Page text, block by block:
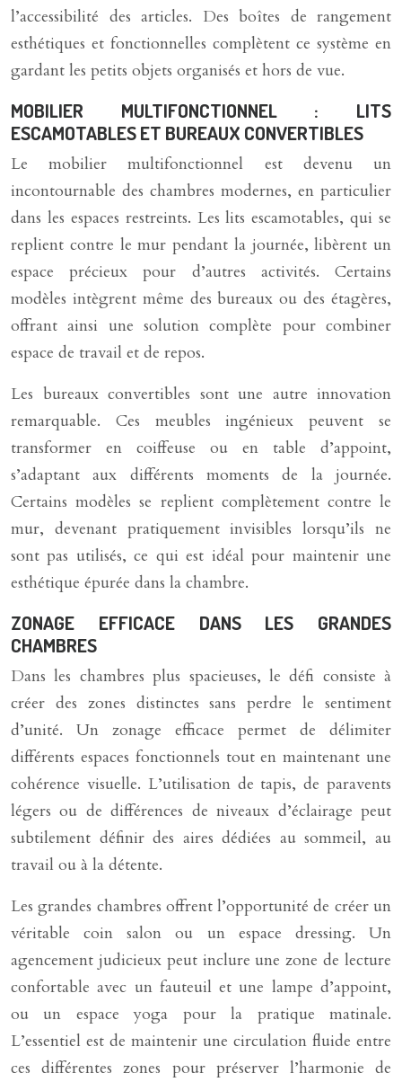
l’accessibilité des articles. Des boîtes de rangement
esthétiques et fonctionnelles complètent ce système en
gardant les petits objets organisés et hors de vue.
MOBILIER MULTIFONCTIONNEL : LITS
ESCAMOTABLES ET BUREAUX CONVERTIBLES
Le mobilier multifonctionnel est devenu un
incontournable des chambres modernes, en particulier
dans les espaces restreints. Les lits escamotables, qui se
replient contre le mur pendant la journée, libèrent un
espace précieux pour d’autres activités. Certains
modèles intègrent même des bureaux ou des étagères,
offrant ainsi une solution complète pour combiner
espace de travail et de repos.
Les bureaux convertibles sont une autre innovation
remarquable. Ces meubles ingénieux peuvent se
transformer en coiffeuse ou en table d’appoint,
s’adaptant aux différents moments de la journée.
Certains modèles se replient complètement contre le
mur, devenant pratiquement invisibles lorsqu’ils ne
sont pas utilisés, ce qui est idéal pour maintenir une
esthétique épurée dans la chambre.
ZONAGE EFFICACE DANS LES GRANDES
CHAMBRES
Dans les chambres plus spacieuses, le défi consiste à
créer des zones distinctes sans perdre le sentiment
d’unité. Un zonage efficace permet de délimiter
différents espaces fonctionnels tout en maintenant une
cohérence visuelle. L’utilisation de tapis, de paravents
légers ou de différences de niveaux d’éclairage peut
subtilement définir des aires dédiées au sommeil, au
travail ou à la détente.
Les grandes chambres offrent l’opportunité de créer un
véritable coin salon ou un espace dressing. Un
agencement judicieux peut inclure une zone de lecture
confortable avec un fauteuil et une lampe d’appoint,
ou un espace yoga pour la pratique matinale.
L’essentiel est de maintenir une circulation fluide entre
ces différentes zones pour préserver l’harmonie de